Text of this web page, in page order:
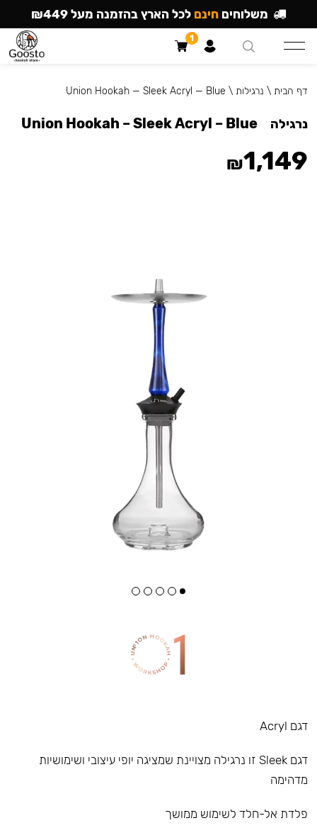
דגם Acryl
דגם Sleek זו נרגילה מצויינת שמציגה יופי עיצובי ושימושיות
מדהימה
פלדת אל-חלד לשימוש ממושך
דף הבית \ נרגילות \
Union Hookah — Sleek Acryl — Blue
נרגילה Union Hookah – Sleek Acryl – Blue
₪1,149
משלוחים חינם לכל הארץ בהזמנה מעל ₪449
1